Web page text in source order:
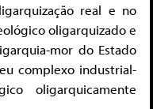
real e no
oligarquizado e
mor do Estado
complexo industrial-
oligarquicamente